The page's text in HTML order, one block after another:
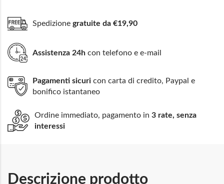
Spedizione gratuite da €19,90
Assistenza 24h con telefono e e-mail
Pagamenti sicuri con carta di credito, Paypal e
bonifico istantaneo
Ordine immediato, pagamento in 3 rate, senza
interessi
Descrizione prodotto